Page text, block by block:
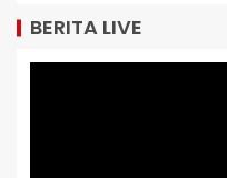
BERITA LIVE